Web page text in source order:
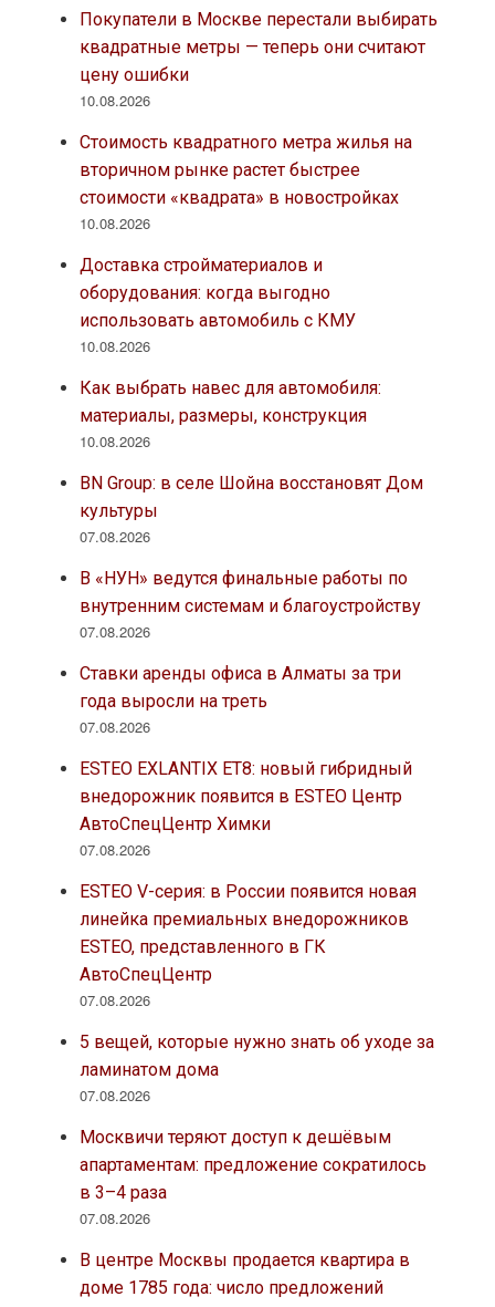
Покупатели в Москве перестали выбирать
квадратные метры — теперь они считают
цену ошибки
10.08.2026
Стоимость квадратного метра жилья на
вторичном рынке растет быстрее
стоимости «квадрата» в новостройках
10.08.2026
Доставка стройматериалов и
оборудования: когда выгодно
использовать автомобиль с КМУ
10.08.2026
Как выбрать навес для автомобиля:
материалы, размеры, конструкция
10.08.2026
BN Group: в селе Шойна восстановят Дом
культуры
07.08.2026
В «НУН» ведутся финальные работы по
внутренним системам и благоустройству
07.08.2026
Ставки аренды офиса в Алматы за три
года выросли на треть
07.08.2026
ESTEO EXLANTIX ET8: новый гибридный
внедорожник появится в ESTEO Центр
АвтоСпецЦентр Химки
07.08.2026
ESTEO V-серия: в России появится новая
линейка премиальных внедорожников
ESTEO, представленного в ГК
АвтоСпецЦентр
07.08.2026
5 вещей, которые нужно знать об уходе за
ламинатом дома
07.08.2026
Москвичи теряют доступ к дешёвым
апартаментам: предложение сократилось
в 3–4 раза
07.08.2026
В центре Москвы продается квартира в
доме 1785 года: число предложений